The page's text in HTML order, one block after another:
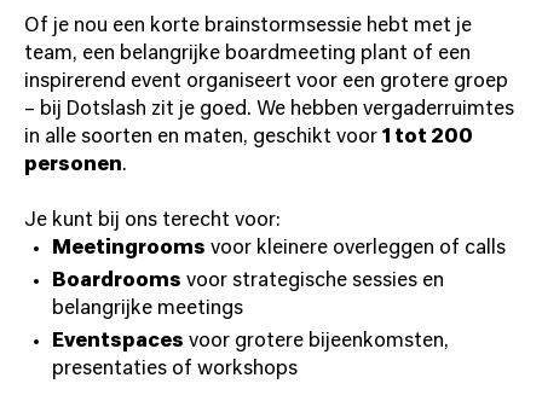
Of je nou een korte brainstormsessie hebt met je
team, een belangrijke boardmeeting plant of een
inspirerend event organiseert voor een grotere groep
– bij Dotslash zit je goed. We hebben vergaderruimtes
in alle soorten en maten, geschikt voor 1 tot 200
personen.
Je kunt bij ons terecht voor:
Meetingrooms voor kleinere overleggen of calls
Boardrooms voor strategische sessies en
belangrijke meetings
Eventspaces voor grotere bijeenkomsten,
presentaties of workshops